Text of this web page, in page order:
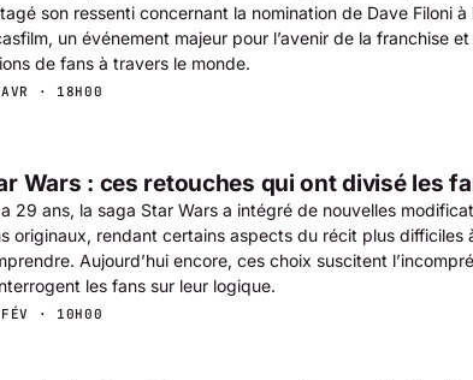
son ressenti concernant la nomination de Dave Filoni
un événement majeur pour l’avenir de la franchise et
de fans à travers le monde.
· 18H00
Wars : ces retouches qui ont divisé les
29 ans, la saga Star Wars a intégré de nouvelles
originaux, rendant certains aspects du récit plus difficiles
Aujourd’hui encore, ces choix suscitent
les fans sur leur logique.
· 10H00